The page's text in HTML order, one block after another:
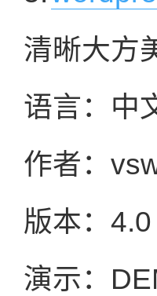
清晰大方
语言：中
作者：
版本：4.0
演示：